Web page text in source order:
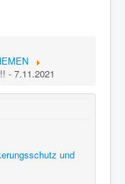
- 7.11.2021
und